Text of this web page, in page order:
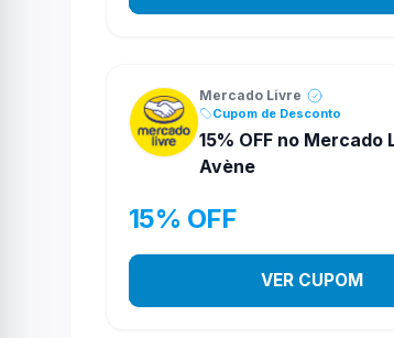
Mercado Livre
Cupom de Desconto
15% OFF no Mercado
Avène
15% OFF
VER CUPOM